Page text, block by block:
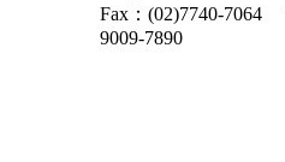
Fax：(02)7740-7064
9009-7890